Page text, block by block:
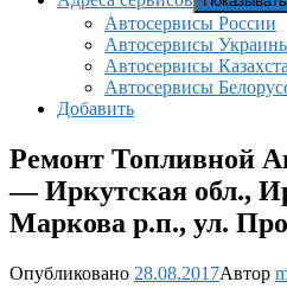
Автосервисы России
Автосервисы
Автосервисы
Автосервисы
Добавить
Ремонт Топливной
— Иркутская обл.,
Маркова р.п., ул.
Опубликовано 28.08.2017Автор